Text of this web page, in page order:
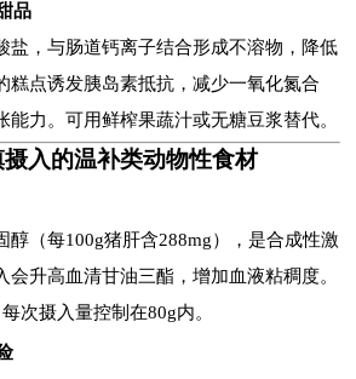
品
盐，与肠道钙离子结合形成不溶物，降低
糕点诱发胰岛素抵抗，减少一氧化氮合
能力。可用鲜榨果蔬汁或无糖豆浆替代。
入的温补类动物性食材
醇（每100g猪肝含288mg），是合成性激
会升高血清甘油三酯，增加血液粘稠度。
次摄入量控制在80g内。